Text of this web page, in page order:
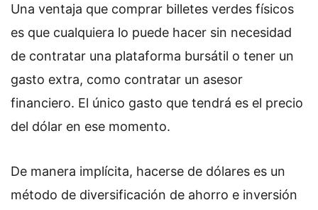
Una ventaja que comprar billetes verdes físicos
es que cualquiera lo puede hacer sin necesidad
de contratar una plataforma bursátil o tener un
gasto extra, como contratar un asesor
financiero. El único gasto que tendrá es el precio
del dólar en ese momento.
De manera implícita, hacerse de dólares es un
método de diversificación de ahorro e inversión